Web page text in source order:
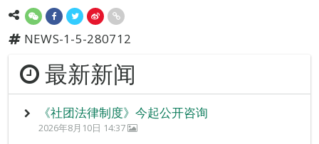
NEWS-1-5-280712
最新新闻
《社团法律制度》今起公开咨询
2026年8月10日 14:37